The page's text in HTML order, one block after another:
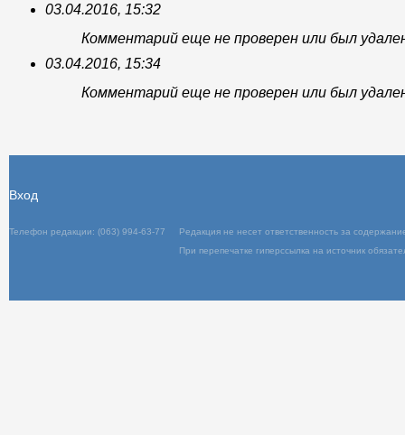
03.04.2016, 15:32
Комментарий еще не проверен или был
03.04.2016, 15:34
Комментарий еще не проверен или был